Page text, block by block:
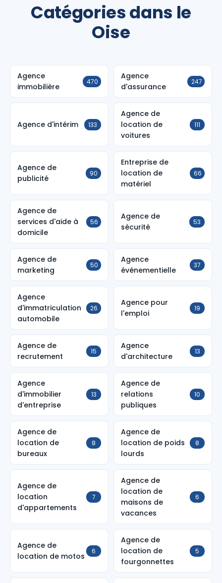
Catégories dans le
Oise
Agence
immobilière
470
Agence
d'assurance
247
Agence d'intérim 133
Agence de
location de
voitures
111
Agence de
publicité
90
Entreprise de
location de
matériel
66
Agence de
services d'aide à
domicile
56
Agence de
sécurité
53
Agence de
marketing
50
Agence
événementielle
37
Agence
d'immatriculation
automobile
26
Agence pour
l'emploi
19
Agence de
recrutement
15
Agence
d'architecture
13
Agence
d'immobilier
d'entreprise
13
Agence de
relations
publiques
10
Agence de
location de
bureaux
8
Agence de
location de poids
lourds
8
Agence de
location
d'appartements
7
Agence de
location de
maisons de
vacances
6
Agence de
location de motos
6
Agence de
location de
fourgonnettes
5